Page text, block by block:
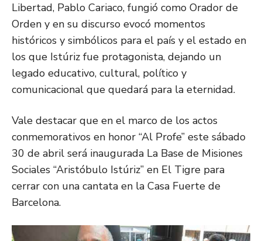
Libertad, Pablo Cariaco, fungió como Orador de
Orden y en su discurso evocó momentos
históricos y simbólicos para el país y el estado en
los que Istúriz fue protagonista, dejando un
legado educativo, cultural, político y
comunicacional que quedará para la eternidad.
Vale destacar que en el marco de los actos
conmemorativos en honor “Al Profe” este sábado
30 de abril será inaugurada La Base de Misiones
Sociales “Aristóbulo Istúriz” en El Tigre para
cerrar con una cantata en la Casa Fuerte de
Barcelona.